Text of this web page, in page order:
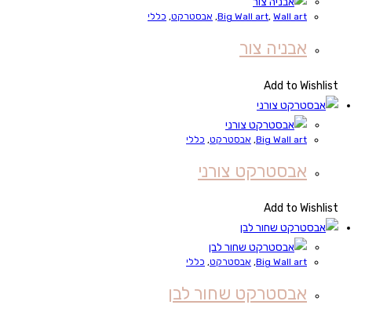
Big Wall art, Wall art
, אבסטרקט, כללי
אבניה צור
Add to Wishlist
Big Wall art
, אבסטרקט, כללי
אבסטרקט צורני
Add to Wishlist
Big Wall art
, אבסטרקט, כללי
אבסטרקט שחור לבן